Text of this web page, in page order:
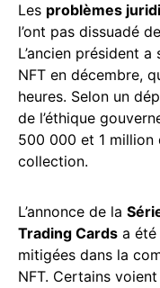
Les problèmes
l’ont pas dissuadé
L’ancien président
NFT en décembre,
heures. Selon un
de l’éthique
500 000 et 1 million
collection.
L’annonce de la
Trading Cards a
mitigées dans la
NFT. Certains